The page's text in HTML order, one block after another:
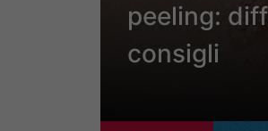
peeling:
consigli